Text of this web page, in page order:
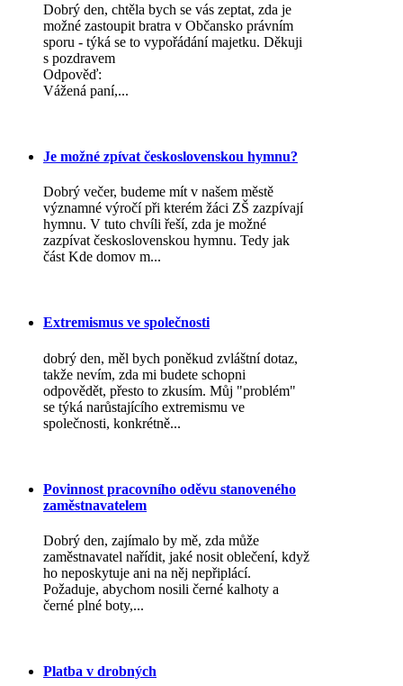
Dobrý den, chtěla bych se vás zeptat, zda je
možné zastoupit bratra v Občansko právním
sporu - týká se to vypořádání majetku. Děkuji
s pozdravem
Odpověď:
Vážená paní,...
Je možné zpívat československou hymnu?
Dobrý večer, budeme mít v našem městě
významné výročí při kterém žáci ZŠ zazpívají
hymnu. V tuto chvíli řeší, zda je možné
zazpívat československou hymnu. Tedy jak
část Kde domov m...
Extremismus ve společnosti
dobrý den, měl bych poněkud zvláštní dotaz,
takže nevím, zda mi budete schopni
odpovědět, přesto to zkusím. Můj "problém"
se týká narůstajícího extremismu ve
společnosti, konkrétně...
Povinnost pracovního oděvu stanoveného
zaměstnavatelem
Dobrý den, zajímalo by mě, zda může
zaměstnavatel nařídit, jaké nosit oblečení, když
ho neposkytuje ani na něj nepřiplácí.
Požaduje, abychom nosili černé kalhoty a
černé plné boty,...
Platba v drobných